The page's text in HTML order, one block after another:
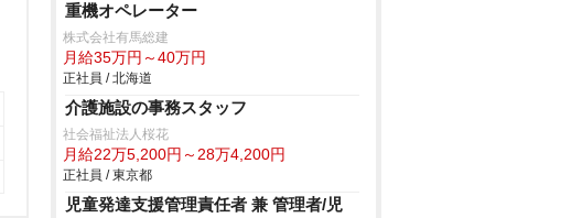
重機オペレーター
株式会社有馬総建
月給35万円～40万円
正社員 / 北海道
介護施設の事務スタッフ
社会福祉法人桜花
月給22万5,200円～28万4,200円
正社員 / 東京都
児童発達支援管理責任者 兼 管理者/児